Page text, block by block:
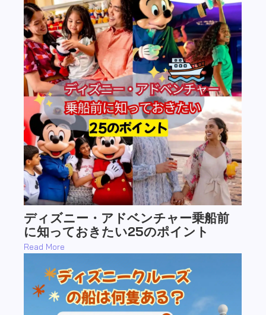
ディズニー・アドベンチャー乗船前
に知っておきたい25のポイント
Read More